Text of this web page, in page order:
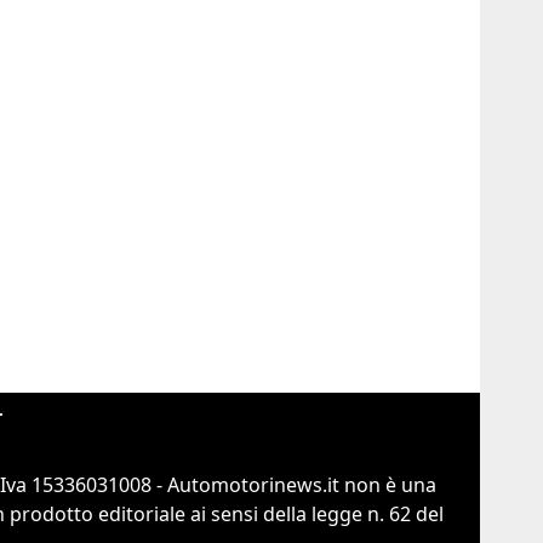
15336031008 - Automotorinews.it non è una
editoriale ai sensi della legge n. 62 del